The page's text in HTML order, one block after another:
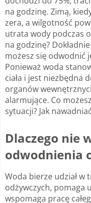
na godzinę. Zimą,
zera, a wilgotność
utrata wody podczas
na godzinę?
możesz się odwodnić
Ponieważ woda
ciała i jest niezbędna
organów
alarmujące. Co
sytuacji? Jak
Dlaczego nie
odwodnienia
Woda bierze udział w
odżywczych, pomaga
wspomaga pracę